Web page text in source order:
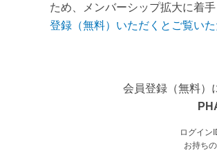
ため、メンバーシップ拡大に着
登録（無料）いただくとご覧いた
会員登録（無料）
ログイン
お持ち